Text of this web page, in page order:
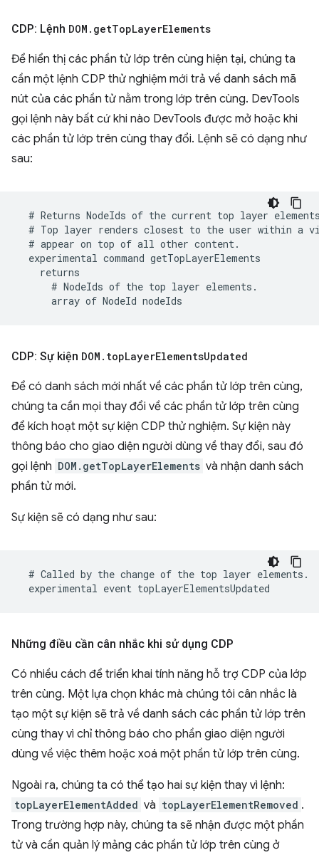
CDP: Lệnh DOM . getTopLayerElements
Để hiển thị các phần tử lớp trên cùng hiện tại, chúng ta
cần một lệnh CDP thử nghiệm mới trả về danh sách mã
nút của các phần tử nằm trong lớp trên cùng. DevTools
gọi lệnh này bất cứ khi nào DevTools được mở hoặc khi
các phần tử lớp trên cùng thay đổi. Lệnh sẽ có dạng như
sau:
CDP: Sự kiện DOM . topLayerElementsUpdated
Để có danh sách mới nhất về các phần tử lớp trên cùng,
chúng ta cần mọi thay đổi về các phần tử lớp trên cùng
để kích hoạt một sự kiện CDP thử nghiệm. Sự kiện này
thông báo cho giao diện người dùng về thay đổi, sau đó
gọi lệnh DOM.getTopLayerElements và nhận danh sách
phần tử mới.
Sự kiện sẽ có dạng như sau:
Những điều cần cân nhắc khi sử dụng CDP
Có nhiều cách để triển khai tính năng hỗ trợ CDP của lớp
trên cùng. Một lựa chọn khác mà chúng tôi cân nhắc là
tạo một sự kiện sẽ trả về danh sách các phần tử lớp trên
cùng thay vì chỉ thông báo cho phần giao diện người
dùng về việc thêm hoặc xoá một phần tử lớp trên cùng.
Ngoài ra, chúng ta có thể tạo hai sự kiện thay vì lệnh:
topLayerElementAdded và topLayerElementRemoved .
Trong trường hợp này, chúng ta sẽ nhận được một phần
tử và cần quản lý mảng các phần tử lớp trên cùng ở